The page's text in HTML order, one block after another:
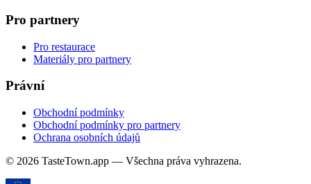
Pro partnery
Pro restaurace
Materiály pro partnery
Právní
Obchodní podmínky
Obchodní podmínky pro partnery
Ochrana osobních údajů
© 2026 TasteTown.app — Všechna práva vyhrazena.